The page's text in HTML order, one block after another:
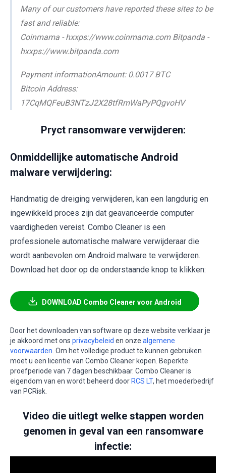
Many of our customers have reported these sites to be
fast and reliable:
Coinmama - hxxps://www.coinmama.com Bitpanda -
hxxps://www.bitpanda.com
Payment informationAmount: 0.0017 BTC
Bitcoin Address:
17CqMQFeuB3NTzJ2X28tfRmWaPyPQgvoHV
Pryct ransomware verwijderen:
Onmiddellijke automatische Android
malware verwijdering:
Handmatig de dreiging verwijderen, kan een langdurig en
ingewikkeld proces zijn dat geavanceerde computer
vaardigheden vereist. Combo Cleaner is een
professionele automatische malware verwijderaar die
wordt aanbevolen om Android malware te verwijderen.
Download het door op de onderstaande knop te klikken:
DOWNLOAD Combo Cleaner voor Android
Door het downloaden van software op deze website verklaar je
je akkoord met ons privacybeleid en onze algemene
voorwaarden . Om het volledige product te kunnen gebruiken
moet u een licentie van Combo Cleaner kopen. Beperkte
proefperiode van 7 dagen beschikbaar. Combo Cleaner is
eigendom van en wordt beheerd door RCS LT, het moederbedrijf
van PCRisk.
Video die uitlegt welke stappen worden
genomen in geval van een ransomware
infectie: